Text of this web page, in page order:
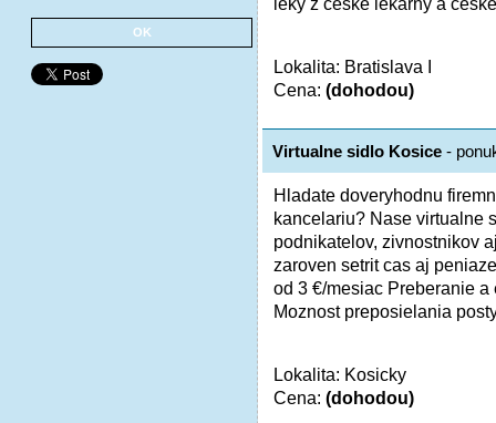
OK
Lokalita: Bratislava I
Cena: (dohodou)
Virtualne sidlo Kosice -
Hladate doveryhodnu
kancelariu? Nase virtualne
podnikatelov, zivnostnikov
zaroven setrit cas aj
od 3 €/mesiac Preberanie
Moznost preposielania
Lokalita: Kosicky
Cena: (dohodou)